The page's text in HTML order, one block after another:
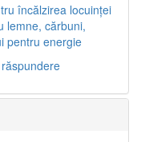
încălzirea locuinței
lemne, cărbuni,
pentru energie